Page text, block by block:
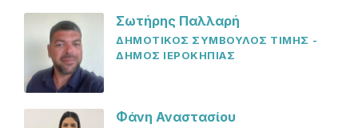
Σωτήρης Παλλαρή
ΔΗΜΟΤΙΚΟΣ ΣΥΜΒΟΥΛΟΣ ΤΙΜΗΣ -
ΔΗΜΟΣ ΙΕΡΟΚΗΠΙΑΣ
Φάνη Αναστασίου